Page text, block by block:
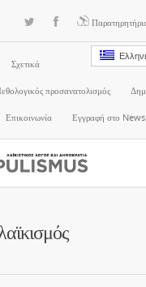
Σχετικά
προσανατολισμός
Επικοινωνία Εγγραφή στο